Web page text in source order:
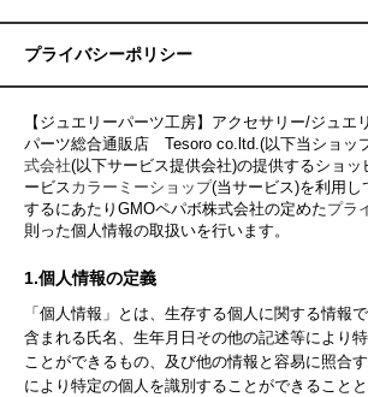
プライバシーポリシー
【ジュエリーパーツ工房】アクセサリー/ジュエ
パーツ総合通販店 Tesoro co.ltd.(以下当ショッ
式会社(以下サービス提供会社)の提供するショ
ービスカラーミーショップ(当サービス)を利用
するにあたりGMOペパボ株式会社の定めたプラ
則った個人情報の取扱いを行います。
1.個人情報の定義
「個人情報」とは、生存する個人に関する情報
含まれる氏名、生年月日その他の記述等により
ことができるもの、及び他の情報と容易に照合
により特定の個人を識別することができること